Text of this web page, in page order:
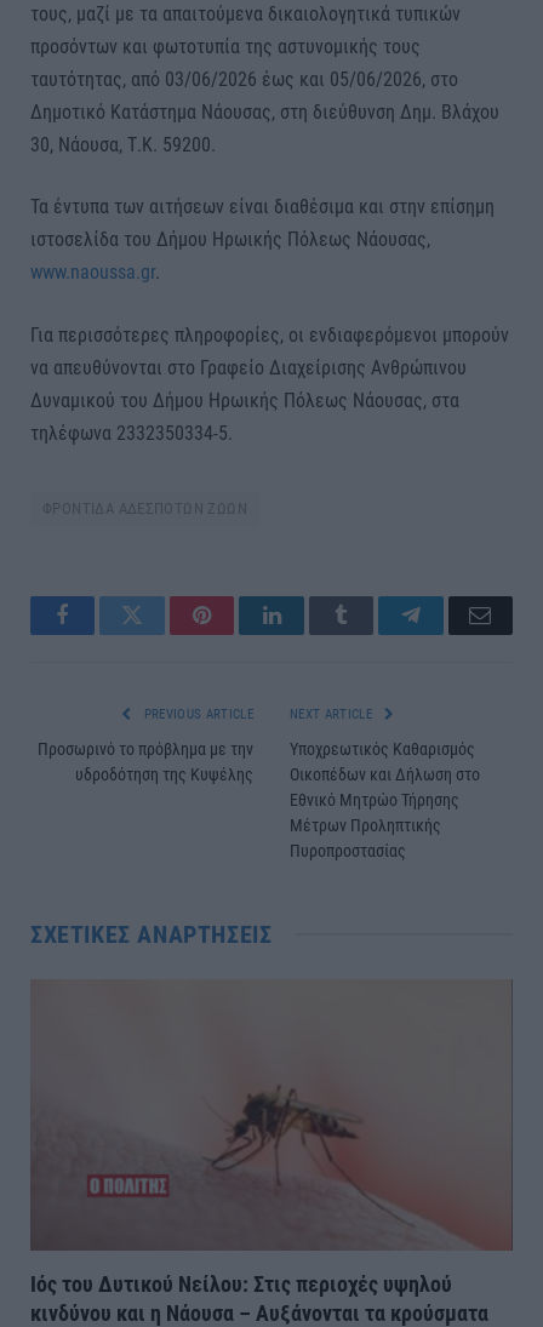
τους, μαζί με τα απαιτούμενα δικαιολογητικά τυπικών
προσόντων και φωτοτυπία της αστυνομικής τους
ταυτότητας, από 03/06/2026 έως και 05/06/2026, στο
Δημοτικό Κατάστημα Νάουσας, στη διεύθυνση Δημ. Βλάχου
30, Νάουσα, Τ.Κ. 59200.
Τα έντυπα των αιτήσεων είναι διαθέσιμα και στην επίσημη
ιστοσελίδα του Δήμου Ηρωικής Πόλεως Νάουσας,
www.naoussa.gr.
Για περισσότερες πληροφορίες, οι ενδιαφερόμενοι μπορούν
να απευθύνονται στο Γραφείο Διαχείρισης Ανθρώπινου
Δυναμικού του Δήμου Ηρωικής Πόλεως Νάουσας, στα
τηλέφωνα 2332350334-5.
ΦΡΟΝΤΙΔΑ ΑΔΕΣΠΟΤΩΝ ΖΩΩΝ
FacebookTwitter PinterestLinkedInTumblr TelegramEmail
PREVIOUS ARTICLE
Προσωρινό το πρόβλημα με την
υδροδότηση της Κυψέλης
NEXT ARTICLE
Υποχρεωτικός Καθαρισμός
Οικοπέδων και Δήλωση στο
Εθνικό Μητρώο Τήρησης
Μέτρων Προληπτικής
Πυροπροστασίας
ΣΧΕΤΙΚΈΣ ΑΝΑΡΤΉΣΕΙΣ
Ιός του Δυτικού Νείλου: Στις περιοχές υψηλού
κινδύνου και η Νάουσα – Αυξάνονται τα κρούσματα